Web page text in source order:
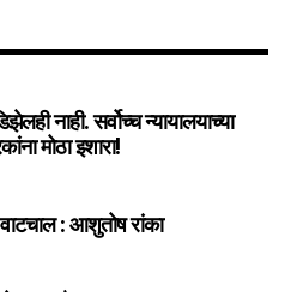
नाही. सर्वोच्च न्यायालयाच्या
मोठा इशारा!
: आशुतोष रांका